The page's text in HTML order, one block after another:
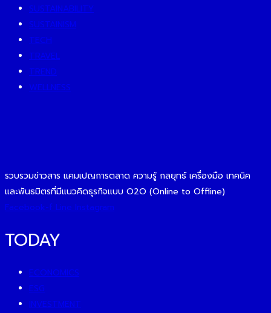
SUSTAINABILITY
SUSTAINISM
TECH
TRAVEL
TREND
WELLNESS
รวบรวมข่าวสาร แคมเปญการตลาด ความรู้ กลยุทธ์ เครื่องมือ เทคนิค
และพันธมิตรที่มีแนวคิดธุรกิจแบบ O2O (Online to Offline)
Facebook-f Line Instagram
TODAY
ECONOMICS
ESG
INVESTMENT